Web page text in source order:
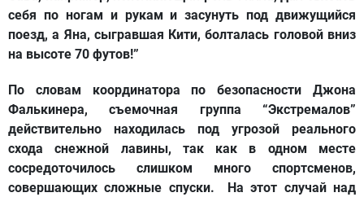
себя по ногам и рукам и засунуть под движущийся
поезд, а Яна, сыгравшая Кити, болталась головой вниз
на высоте 70 футов!”
По словам координатора по безопасности Джона
Фалькинера, съемочная группа “Экстремалов”
действительно находилась под угрозой реального
схода снежной лавины, так как в одном месте
сосредоточилось слишком много спортсменов,
совершающих сложные спуски. На этот случай над